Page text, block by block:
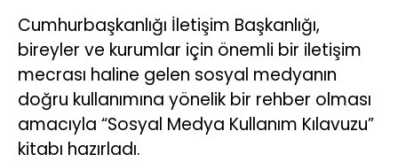
Cumhurbaşkanlığı İletişim Başkanlığı,
bireyler ve kurumlar için önemli bir iletişim
mecrası haline gelen sosyal medyanın
doğru kullanımına yönelik bir rehber olması
amacıyla “Sosyal Medya Kullanım Kılavuzu”
kitabı hazırladı.